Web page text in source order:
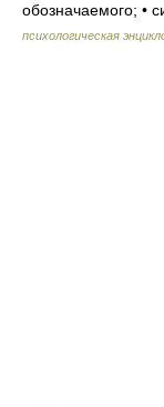
обозначаемого; •
психологическая